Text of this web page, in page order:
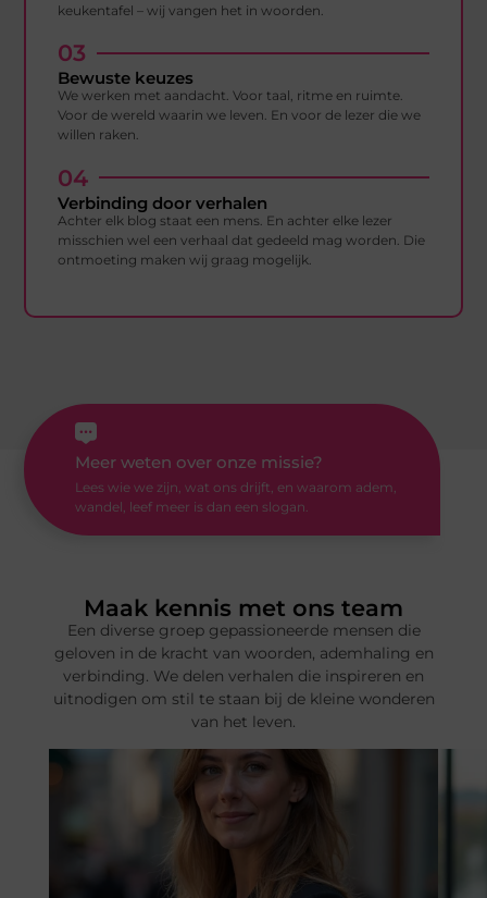
keukentafel – wij vangen het in woorden.
03
Bewuste keuzes
We werken met aandacht. Voor taal, ritme en ruimte.
Voor de wereld waarin we leven. En voor de lezer die we
willen raken.
04
Verbinding door verhalen
Achter elk blog staat een mens. En achter elke lezer
misschien wel een verhaal dat gedeeld mag worden. Die
ontmoeting maken wij graag mogelijk.
Meer weten over onze missie?
Lees wie we zijn, wat ons drijft, en waarom adem,
wandel, leef meer is dan een slogan.
Maak kennis met ons team
Een diverse groep gepassioneerde mensen die
geloven in de kracht van woorden, ademhaling en
verbinding. We delen verhalen die inspireren en
uitnodigen om stil te staan bij de kleine wonderen
van het leven.